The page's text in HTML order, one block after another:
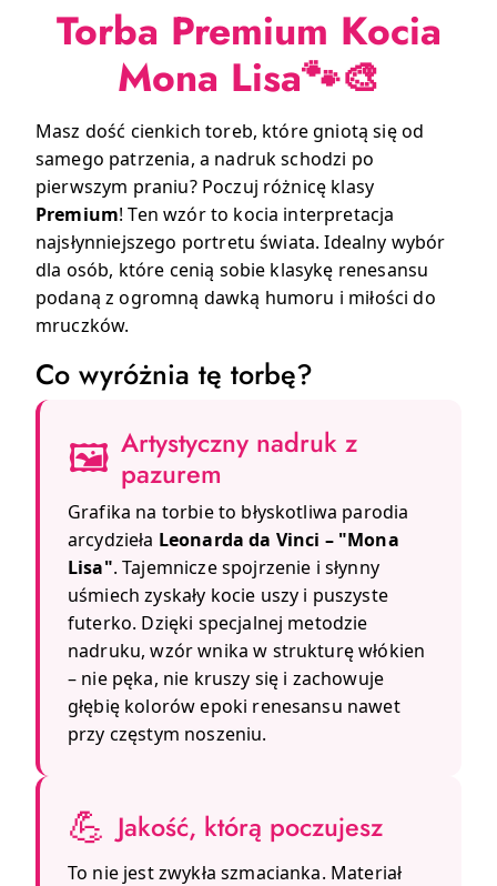
Torba Premium Kocia
Mona Lisa🐾🎨
Masz dość cienkich toreb, które gniotą się od
samego patrzenia, a nadruk schodzi po
pierwszym praniu? Poczuj różnicę klasy
Premium! Ten wzór to kocia interpretacja
najsłynniejszego portretu świata. Idealny wybór
dla osób, które cenią sobie klasykę renesansu
podaną z ogromną dawką humoru i miłości do
mruczków.
Co wyróżnia tę torbę?
🖼️ Artystyczny nadruk z
pazurem
Grafika na torbie to błyskotliwa parodia
arcydzieła Leonarda da Vinci – "Mona
Lisa". Tajemnicze spojrzenie i słynny
uśmiech zyskały kocie uszy i puszyste
futerko. Dzięki specjalnej metodzie
nadruku, wzór wnika w strukturę włókien
– nie pęka, nie kruszy się i zachowuje
głębię kolorów epoki renesansu nawet
przy częstym noszeniu.
💪 Jakość, którą poczujesz
To nie jest zwykła szmacianka. Materiał